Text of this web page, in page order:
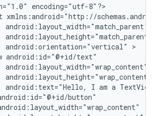
encoding="utf-8"?>
android:orientation="vertical"
android:text="Hello,
I am a